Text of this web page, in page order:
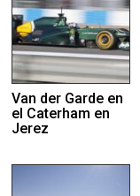
Van der Garde en
el Caterham en
Jerez